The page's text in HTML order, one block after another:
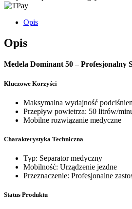
Opis
Opis
Medela Dominant 50 – Profesjonalny
Kluczowe Korzyści
Maksymalna wydajność
Przepływ powietrza: 50 litrów/
Mobilne rozwiązanie medyczne
Charakterystyka Techniczna
Typ: Separator medyczny
Mobilność: Urządzenie jezdne
Przeznaczenie: Profesjonalne
Status Produktu